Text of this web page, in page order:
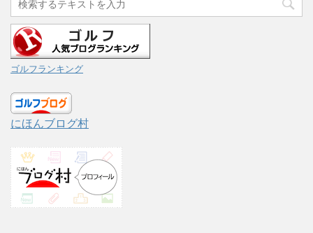
ゴルフランキング
にほんブログ村